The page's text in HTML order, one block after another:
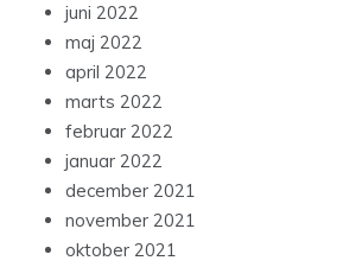
juni 2022
maj 2022
april 2022
marts 2022
februar 2022
januar 2022
december 2021
november 2021
oktober 2021